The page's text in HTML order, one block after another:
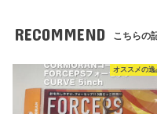
RECOMMEND こちらの
オススメの逸